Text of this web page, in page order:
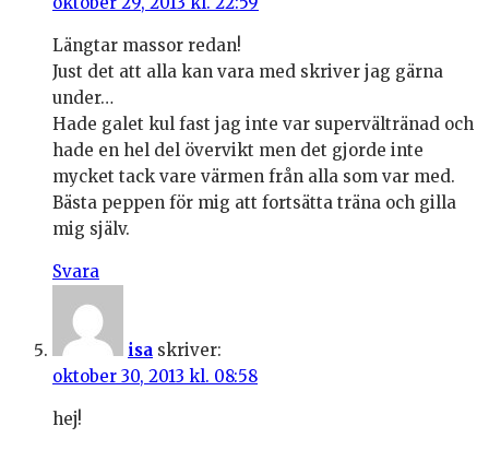
Längtar massor redan!
Just det att alla kan vara med skriver jag gärna
under…
Hade galet kul fast jag inte var supervältränad och
hade en hel del övervikt men det gjorde inte
mycket tack vare värmen från alla som var med.
Bästa peppen för mig att fortsätta träna och gilla
mig själv.
Svara
isa skriver:
oktober 30, 2013 kl. 08:58
hej!